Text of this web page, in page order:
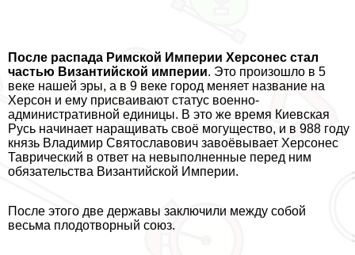
После распада Римской Империи Херсонес стал
частью Византийской империи. Это произошло в 5
веке нашей эры, а в 9 веке город меняет название на
Херсон и ему присваивают статус военно-
административной единицы. В это же время Киевская
Русь начинает наращивать своё могущество, и в 988 году
князь Владимир Святославович завоёвывает Херсонес
Таврический в ответ на невыполненные перед ним
обязательства Византийской Империи.
После этого две державы заключили между собой
весьма плодотворный союз.